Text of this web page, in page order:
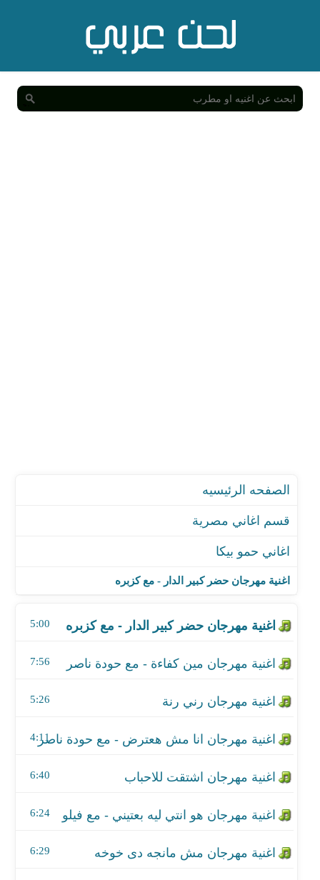
اغنية مهرجان حضر كبير الدار - مع كزبره
اغنية مهرجان حضر كبير الدار - مع كزبره
5:00
اغنية مهرجان مين كفاءة - مع حودة ناصر
7:56
اغنية مهرجان رني رنة
5:26
4:11
6:40
6:24
اغنية مهرجان مش مانجه دى خوخه
6:29
اغنية مهرجان قمورة برج الحوت
اغنية مهرجان بنت 17 - مع فيلو